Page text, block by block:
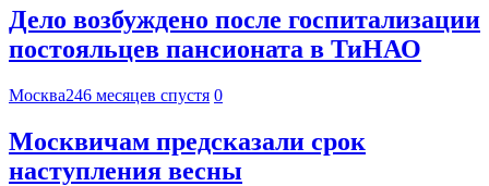
Дело возбуждено после госпитализации
постояльцев пансионата в ТиНАО
Москва246 месяцев спустя 0
Москвичам предсказали срок
наступления весны